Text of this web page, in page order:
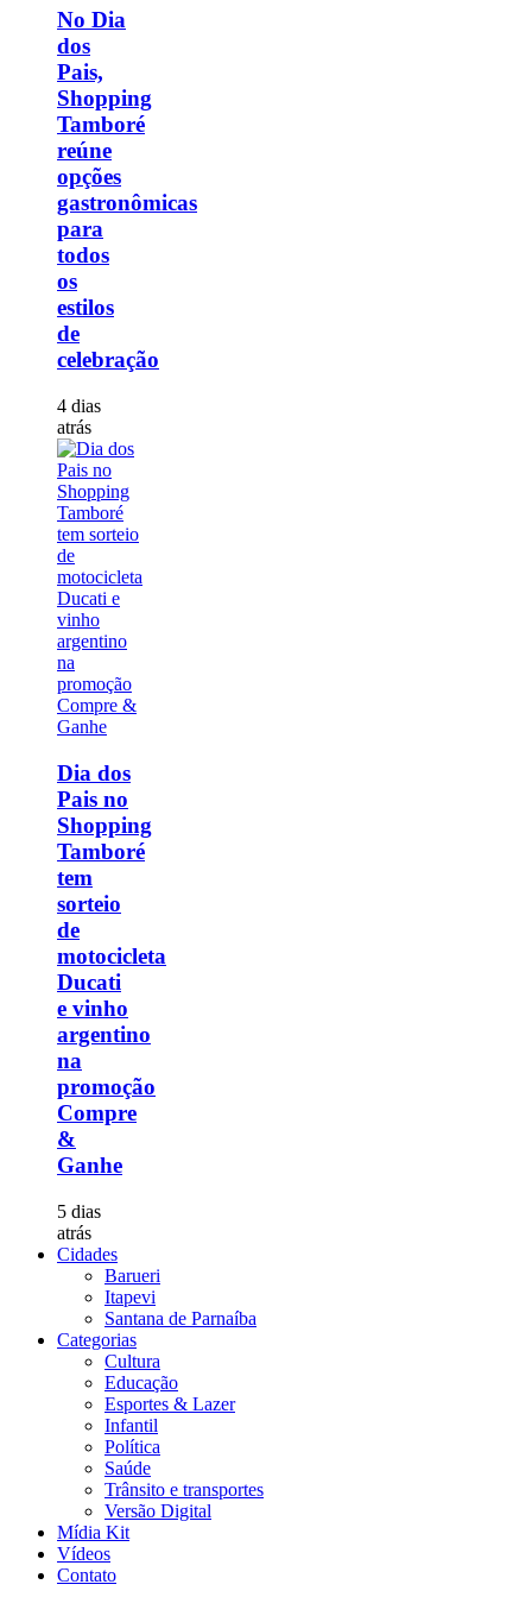
No Dia
dos
Pais,
Shopping
Tamboré
reúne
opções
gastronômicas
para
todos
os
estilos
de
celebração
4 dias
atrás
Dia dos
Pais no
Shopping
Tamboré
tem
sorteio
de
motocicleta
Ducati
e vinho
argentino
na
promoção
Compre
&
Ganhe
5 dias
atrás
Cidades
Barueri
Itapevi
Santana de Parnaíba
Categorias
Cultura
Educação
Esportes & Lazer
Infantil
Política
Saúde
Trânsito e transportes
Versão Digital
Mídia Kit
Vídeos
Contato